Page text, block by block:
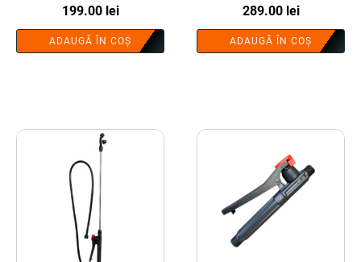
SMART®
199.00 lei
ADAUGĂ ÎN COȘ
289.00 lei
ADAUGĂ ÎN COȘ